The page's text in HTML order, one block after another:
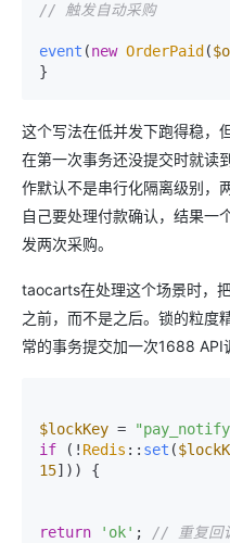
// 触发自动采购
event (new OrderPaid (
这个写法在低并发下跑得稳，
在第一次事务还没提交时就读
作默认不是串行化隔离级别，
自己要处理付款确认，结果一
发两次采购。
taocarts在处理这个场景时，
之前，而不是之后。锁的粒度
常的事务提交加一次1688 API
$lockKey =
if (! Redis :: set (
15])) {
return 'ok' ;
// 重复回